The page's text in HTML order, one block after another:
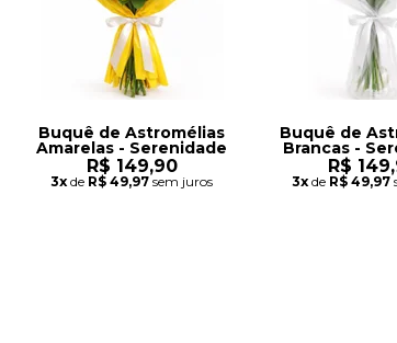
Buquê de Astromélias
Amarelas - Serenidade
R$ 149,90
3xde R$ 49,97 sem juros
Buquê de
Brancas -
R$
3xde R$ 49,97